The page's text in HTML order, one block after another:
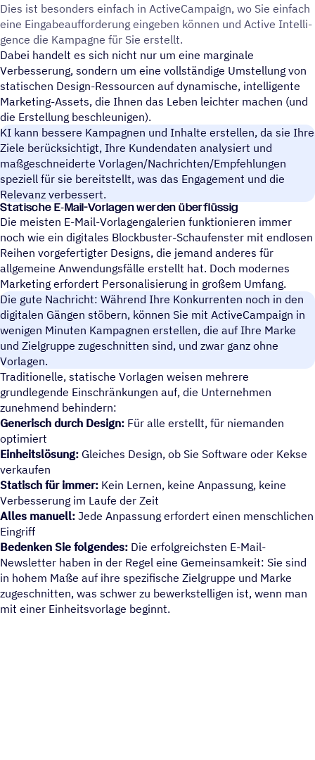
Dies ist beson­ders einfach in ActiveCampaign, wo Sie einfach
eine Einga­be­auf­for­de­rung einge­ben können und Active Intel­li­
gence die Kampa­gne für Sie erstellt.
Dabei handelt es sich nicht nur um eine marginale
Verbesserung, sondern um eine vollständige Umstellung von
statischen Design-Ressourcen auf dynamische, intelligente
Marketing-Assets, die Ihnen das Leben leichter machen (und
die Erstellung beschleunigen).
KI kann bessere Kampagnen und Inhalte erstellen, da sie Ihre
Ziele berücksichtigt, Ihre Kundendaten analysiert und
maßgeschneiderte Vorlagen/Nachrichten/Empfehlungen
speziell für sie bereitstellt, was das Engagement und die
Relevanz verbessert.
Stati­sche E‑Mail-Vorla­gen werden überflüssig
Die meisten E-Mail-Vorlagengalerien funktionieren immer
noch wie ein digitales Blockbuster-Schaufenster mit endlosen
Reihen vorgefertigter Designs, die jemand anderes für
allgemeine Anwendungsfälle erstellt hat. Doch modernes
Marketing erfordert Personalisierung in großem Umfang.
Die gute Nachricht: Während Ihre Konkurrenten noch in den
digitalen Gängen stöbern, können Sie mit ActiveCampaign in
wenigen Minuten Kampagnen erstellen, die auf Ihre Marke
und Zielgruppe zugeschnitten sind, und zwar ganz ohne
Vorlagen.
Traditionelle, statische Vorlagen weisen mehrere
grundlegende Einschränkungen auf, die Unternehmen
zunehmend behindern:
Generisch durch Design: Für alle erstellt, für niemanden
optimiert
Einheitslösung: Gleiches Design, ob Sie Software oder Kekse
verkaufen
Statisch für immer: Kein Lernen, keine Anpassung, keine
Verbesserung im Laufe der Zeit
Alles manuell: Jede Anpassung erfordert einen menschlichen
Eingriff
Bedenken Sie folgendes: Die erfolgreichsten E-Mail-
Newsletter haben in der Regel eine Gemeinsamkeit: Sie sind
in hohem Maße auf ihre spezifische Zielgruppe und Marke
zugeschnitten, was schwer zu bewerkstelligen ist, wenn man
mit einer Einheitsvorlage beginnt.